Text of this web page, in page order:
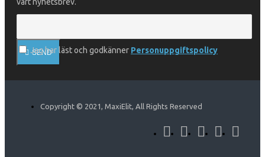
SEND
Jag har läst och godkänner Personuppgiftspolicy
Copyright © 2021, MaxiElit, All Rights Reserved